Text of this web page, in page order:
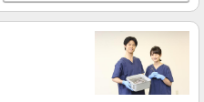
ながら患者様対応やサポートを
☆彡＞
市中川区／最寄駅：尾頭橋駅、金
◆名古屋駅、金山駅から1区